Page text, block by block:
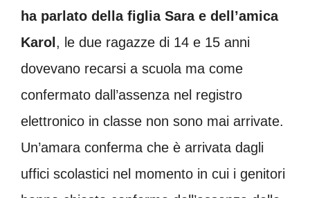
ha parlato della figlia Sara e dell’amica
Karol, le due ragazze di 14 e 15 anni
dovevano recarsi a scuola ma come
confermato dall’assenza nel registro
elettronico in classe non sono mai arrivate.
Un’amara conferma che è arrivata dagli
uffici scolastici nel momento in cui i genitori